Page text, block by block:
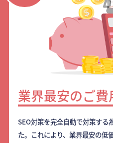
業界最安のご費
SEO対策を完全自動で対策する
た。これにより、業界最安の低